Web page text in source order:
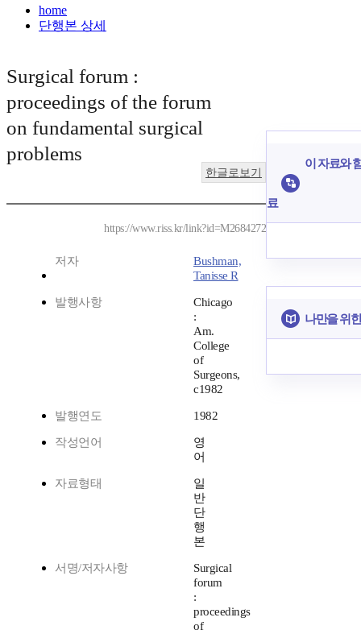
home
단행본 상세
Surgical forum :
proceedings of the forum
on fundamental surgical
problems
한글로보기
https://www.riss.kr/link?id=M2684272
저자
Bushman,
Tanisse R
발행사항
Chicago
:
Am.
College
of
Surgeons,
c1982
발행연도 1982
작성언어
영
어
자료형태
일
반
단
행
본
서명/저자사항
Surgical
forum
:
proceedings
of
이 자료와
료
나만을 위